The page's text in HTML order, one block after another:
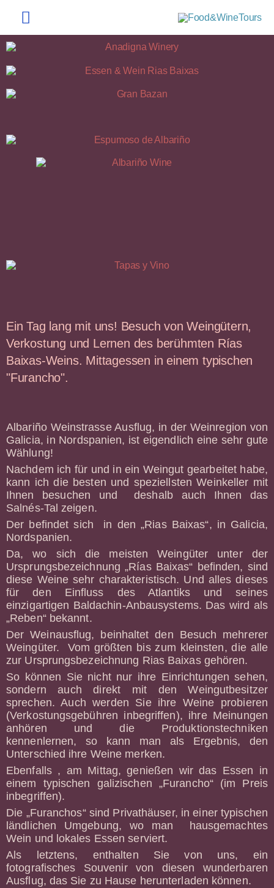
Ein Tag lang mit uns! Besuch von Weingütern,
Verkostung und Lernen des berühmten Rías
Baixas-Weins. Mittagessen in einem typischen
"Furancho".
Albariño Weinstrasse Ausflug, in der Weinregion von
Galicia, in Nordspanien, ist eigendlich eine sehr gute
Wählung!
Nachdem ich für und in ein Weingut gearbeitet habe,
kann ich die besten und speziellsten Weinkeller mit
Ihnen besuchen und deshalb auch Ihnen das
Salnés-Tal zeigen.
Der befindet sich in den „Rias Baixas“, in Galicia,
Nordspanien.
Da, wo sich die meisten Weingüter unter der
Ursprungsbezeichnung „Rías Baixas“ befinden, sind
diese Weine sehr charakteristisch. Und alles dieses
für den Einfluss des Atlantiks und seines
einzigartigen Baldachin-Anbausystems. Das wird als
„Reben“ bekannt.
Der Weinausflug, beinhaltet den Besuch mehrerer
Weingüter. Vom größten bis zum kleinsten, die alle
zur Ursprungsbezeichnung Rias Baixas gehören.
So können Sie nicht nur ihre Einrichtungen sehen,
sondern auch direkt mit den Weingutbesitzer
sprechen. Auch werden Sie ihre Weine probieren
(Verkostungsgebühren inbegriffen), ihre Meinungen
anhören und die Produktionstechniken
kennenlernen, so kann man als Ergebnis, den
Unterschied ihre Weine merken.
Ebenfalls , am Mittag, genießen wir das Essen in
einem typischen galizischen „Furancho“ (im Preis
inbegriffen).
Die „Furanchos“ sind Privathäuser, in einer typischen
ländlichen Umgebung, wo man hausgemachtes
Wein und lokales Essen serviert.
Als letztens, enthalten Sie von uns, ein
fotografisches Souvenir von diesen wunderbaren
Ausflug, das Sie zu Hause herunterladen können.